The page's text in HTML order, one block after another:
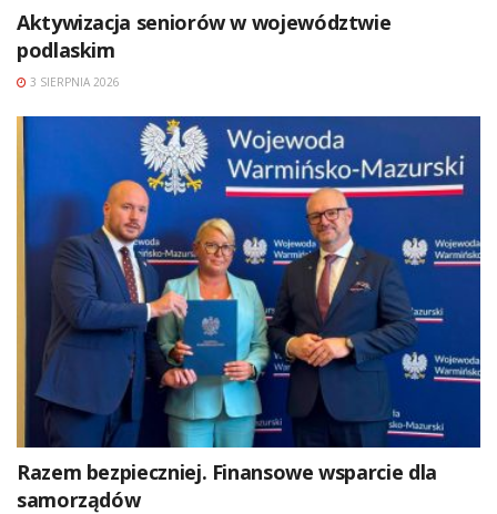
Aktywizacja seniorów w województwie
podlaskim
3 SIERPNIA 2026
Razem bezpieczniej. Finansowe wsparcie dla
samorządów